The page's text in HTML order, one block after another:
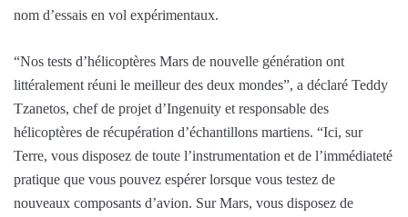
nom d’essais en vol expérimentaux.
“Nos tests d’hélicoptères Mars de nouvelle génération ont
littéralement réuni le meilleur des deux mondes”, a déclaré Teddy
Tzanetos, chef de projet d’Ingenuity et responsable des
hélicoptères de récupération d’échantillons martiens. “Ici, sur
Terre, vous disposez de toute l’instrumentation et de l’immédiateté
pratique que vous pouvez espérer lorsque vous testez de
nouveaux composants d’avion. Sur Mars, vous disposez de